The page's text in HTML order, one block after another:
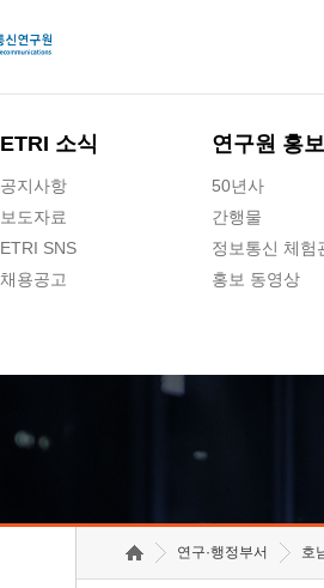
ETRI 소식
공지사항
보도자료
ETRI SNS
채용공고
연구원 홍보
50년사
간행물
정보통신 체험
홍보 동영상
연구·행정부서 호